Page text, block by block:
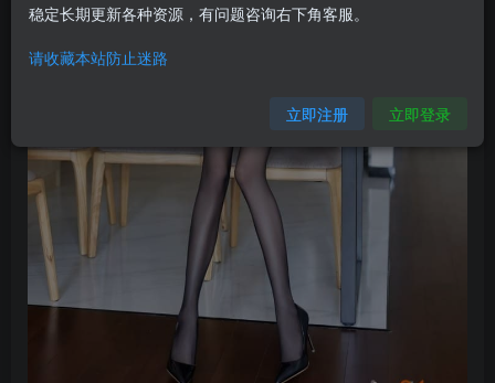
稳定长期更新各种资源，有问题咨询右下角客服。
请收藏本站防止迷路
立即注册 立即登录